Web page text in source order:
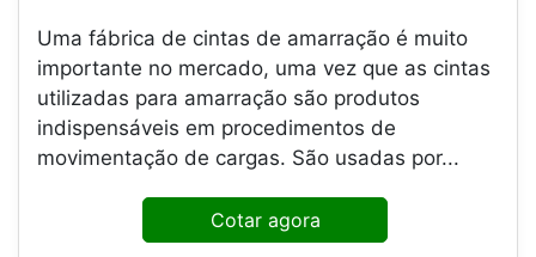
Uma fábrica de cintas de amarração é muito
importante no mercado, uma vez que as cintas
utilizadas para amarração são produtos
indispensáveis em procedimentos de
movimentação de cargas. São usadas por...
Cotar agora